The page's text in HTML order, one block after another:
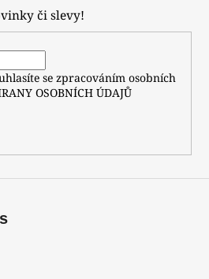
či slevy!
se zpracováním osobních
OSOBNÍCH ÚDAJŮ